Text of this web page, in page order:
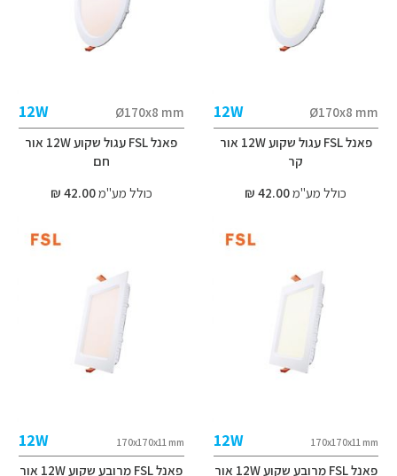
Ø170x8 mm
12W
פאנל FSL עגול שקוע 12W אור
קר
כולל מע"מ42.00 ₪
Ø170x8 mm
12W
פאנל FSL עגול שקוע 12W אור
חם
כולל מע"מ42.00 ₪
170x170x11 mm
12W
פאנל FSL מרובע שקוע 12W אור
170x170x11 mm
12W
פאנל FSL מרובע שקוע 12W אור